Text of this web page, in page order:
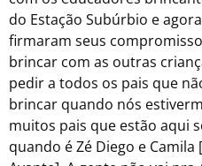
do Estação Subúrbio e
firmaram seus
brincar com as outras
pedir a todos os pais que
brincar quando nós
muitos pais que estão aqui
quando é Zé Diego e